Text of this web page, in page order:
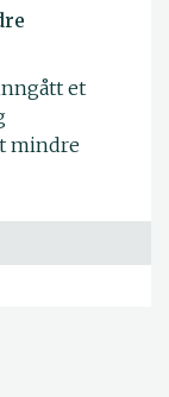
et
mindre